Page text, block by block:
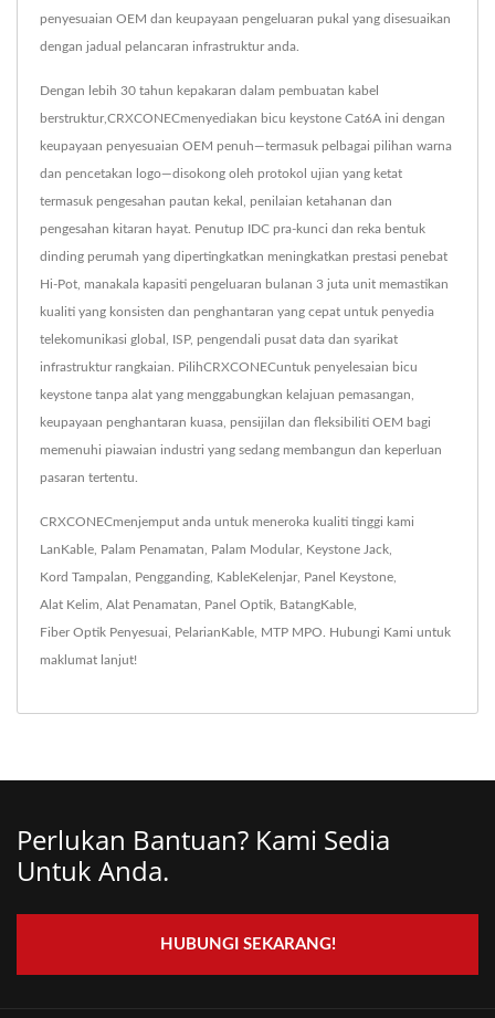
penyesuaian OEM dan keupayaan pengeluaran pukal yang disesuaikan
dengan jadual pelancaran infrastruktur anda.
Dengan lebih 30 tahun kepakaran dalam pembuatan kabel
berstruktur,CRXCONECmenyediakan bicu keystone Cat6A ini dengan
keupayaan penyesuaian OEM penuh—termasuk pelbagai pilihan warna
dan pencetakan logo—disokong oleh protokol ujian yang ketat
termasuk pengesahan pautan kekal, penilaian ketahanan dan
pengesahan kitaran hayat. Penutup IDC pra-kunci dan reka bentuk
dinding perumah yang dipertingkatkan meningkatkan prestasi penebat
Hi-Pot, manakala kapasiti pengeluaran bulanan 3 juta unit memastikan
kualiti yang konsisten dan penghantaran yang cepat untuk penyedia
telekomunikasi global, ISP, pengendali pusat data dan syarikat
infrastruktur rangkaian. PilihCRXCONECuntuk penyelesaian bicu
keystone tanpa alat yang menggabungkan kelajuan pemasangan,
keupayaan penghantaran kuasa, pensijilan dan fleksibiliti OEM bagi
memenuhi piawaian industri yang sedang membangun dan keperluan
pasaran tertentu.
CRXCONECmenjemput anda untuk meneroka kualiti tinggi kami
LanKable Palam Penamatan Palam Modular, Keystone Jack
Kord Tampalan Pengganding KableKelenjar, Panel Keystone
Alat Kelim Alat Penamatan Panel Optik BatangKable
Fiber Optik Penyesuai PelarianKable MTP MPO Hubungi Kami untuk
maklumat lanjut!
Perlukan Bantuan? Kami Sedia
Untuk Anda.
HUBUNGI SEKARANG!